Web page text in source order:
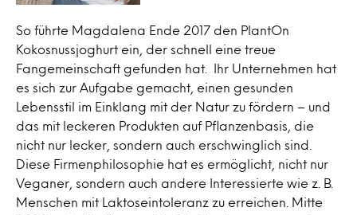
So führte Magdalena Ende 2017 den PlantOn
Kokosnussjoghurt ein, der schnell eine treue
Fangemeinschaft gefunden hat. Ihr Unternehmen hat
es sich zur Aufgabe gemacht, einen gesunden
Lebensstil im Einklang mit der Natur zu fördern – und
das mit leckeren Produkten auf Pflanzenbasis, die
nicht nur lecker, sondern auch erschwinglich sind.
Diese Firmenphilosophie hat es ermöglicht, nicht nur
Veganer, sondern auch andere Interessierte wie z. B.
Menschen mit Laktoseintoleranz zu erreichen. Mitte